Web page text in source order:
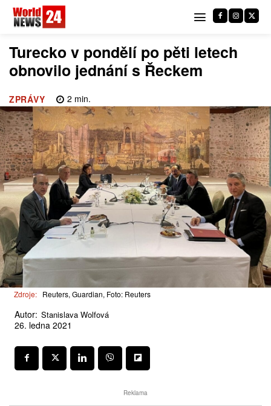
Turecko v pondělí po pěti letech
obnovilo jednání s Řeckem
ZPRÁVY 2 min.
Zdroje: Reuters, Guardian, Foto: Reuters
Autor: Stanislava Wolfová
26. ledna 2021
Reklama